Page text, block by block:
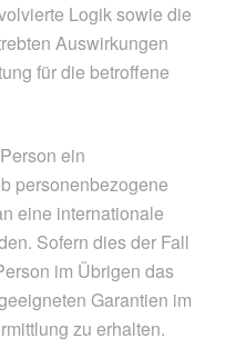
Logik sowie die
Auswirkungen
für die betroffene
ein
personenbezogene
eine internationale
Sofern dies der Fall
im Übrigen das
Garantien im
zu erhalten.